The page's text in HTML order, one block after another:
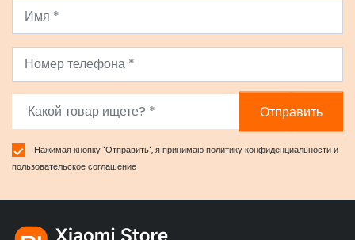
Отправить
Нажимая кнопку "Отправить", я принимаюполитику конфиденциальностии
пользовательское соглашение